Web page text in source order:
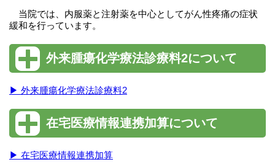
当院では、内服薬と注射薬を中心としてがん性疼痛の症状
緩和を行っています。
外来腫瘍化学療法診療料2について
▶ 外来腫瘍化学療法診療料2
在宅医療情報連携加算について
▶ 在宅医療情報連携加算